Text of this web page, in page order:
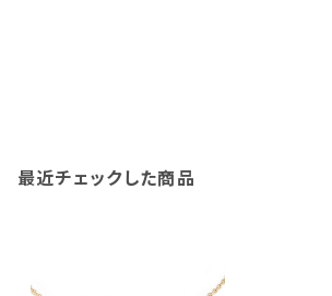
最近チェックした商品